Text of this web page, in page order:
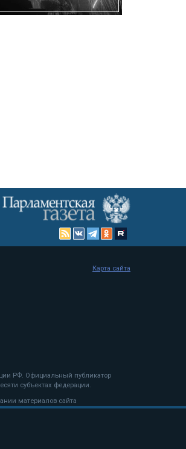
РФ. Официальный публикатор
субъектах федерации.
материалов сайта
Карта сайта